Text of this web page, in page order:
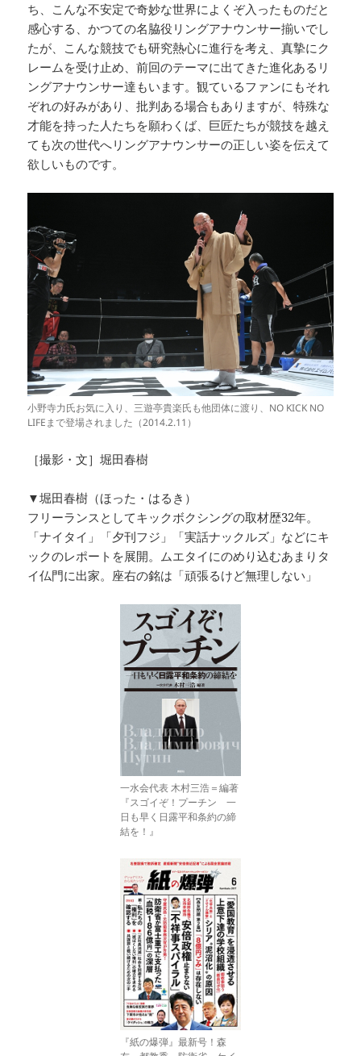
ち、こんな不安定で奇妙な世界によくぞ入ったものだと
感心する、かつての名脇役リングアナウンサー揃いでし
たが、こんな競技でも研究熱心に進行を考え、真摯にク
レームを受け止め、前回のテーマに出てきた進化あるリ
ングアナウンサー達もいます。観ているファンにもそれ
ぞれの好みがあり、批判ある場合もありますが、特殊な
才能を持った人たちを願わくば、巨匠たちが競技を越え
ても次の世代へリングアナウンサーの正しい姿を伝えて
欲しいものです。
小野寺力氏お気に入り、三遊亭貴楽氏も他団体に渡り、NO KICK NO
LIFEまで登場されました（2014.2.11）
［撮影・文］堀田春樹
▼堀田春樹（ほった・はるき）
フリーランスとしてキックボクシングの取材歴32年。
「ナイタイ」「夕刊フジ」「実話ナックルズ」などにキ
ックのレポートを展開。ムエタイにのめり込むあまりタ
イ仏門に出家。座右の銘は「頑張るけど無理しない」
一水会代表 木村三浩＝編著
『スゴイぞ！プーチン 一
日も早く日露平和条約の締
結を！』
『紙の爆弾』最新号！森